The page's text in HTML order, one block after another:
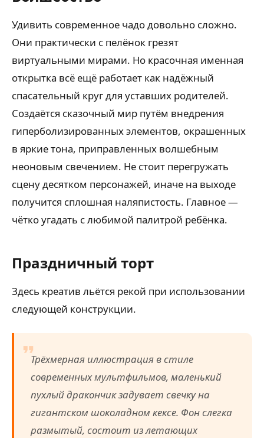
Удивить современное чадо довольно сложно.
Они практически с пелёнок грезят
виртуальными мирами. Но красочная именная
открытка всё ещё работает как надёжный
спасательный круг для уставших родителей.
Создаётся сказочный мир путём внедрения
гиперболизированных элементов, окрашенных
в яркие тона, приправленных волшебным
неоновым свечением. Не стоит перегружать
сцену десятком персонажей, иначе на выходе
получится сплошная наляпистость. Главное —
чётко угадать с любимой палитрой ребёнка.
Праздничный торт
Здесь креатив льётся рекой при использовании
следующей конструкции.
Трёхмерная иллюстрация в стиле
современных мультфильмов, маленький
пухлый дракончик задувает свечку на
гигантском шоколадном кексе. Фон слегка
размытый, состоит из летающих